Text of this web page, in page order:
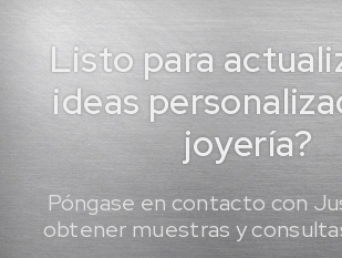
Listo para
ideas
joyería?
Póngase en contacto con
obtener muestras y